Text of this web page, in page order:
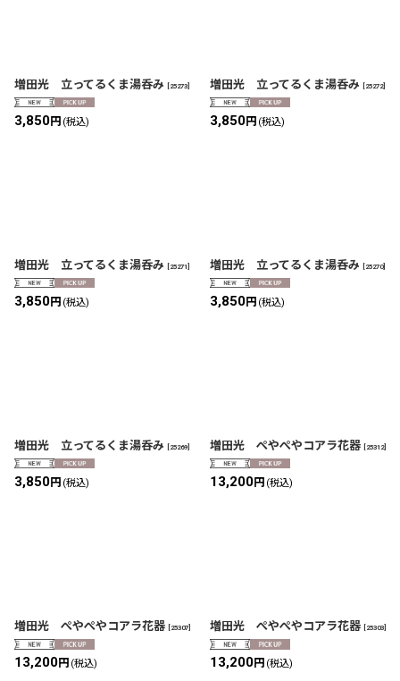
増田光 立ってるくま湯呑み 25273
3,850円 (税込)
増田光 立ってるくま湯呑み 25272]
3,850円 (税込)
増田光 立ってるくま湯呑み 25271
3,850円 (税込)
増田光 立ってるくま湯呑み 25270]
3,850円 (税込)
増田光 立ってるくま湯呑み 25269
3,850円 (税込)
増田光 ぺやぺやコアラ花器 25312]
13,200円 (税込)
増田光 ぺやぺやコアラ花器 25307
13,200円 (税込)
増田光 ぺやぺやコアラ花器 25303
13,200円 (税込)